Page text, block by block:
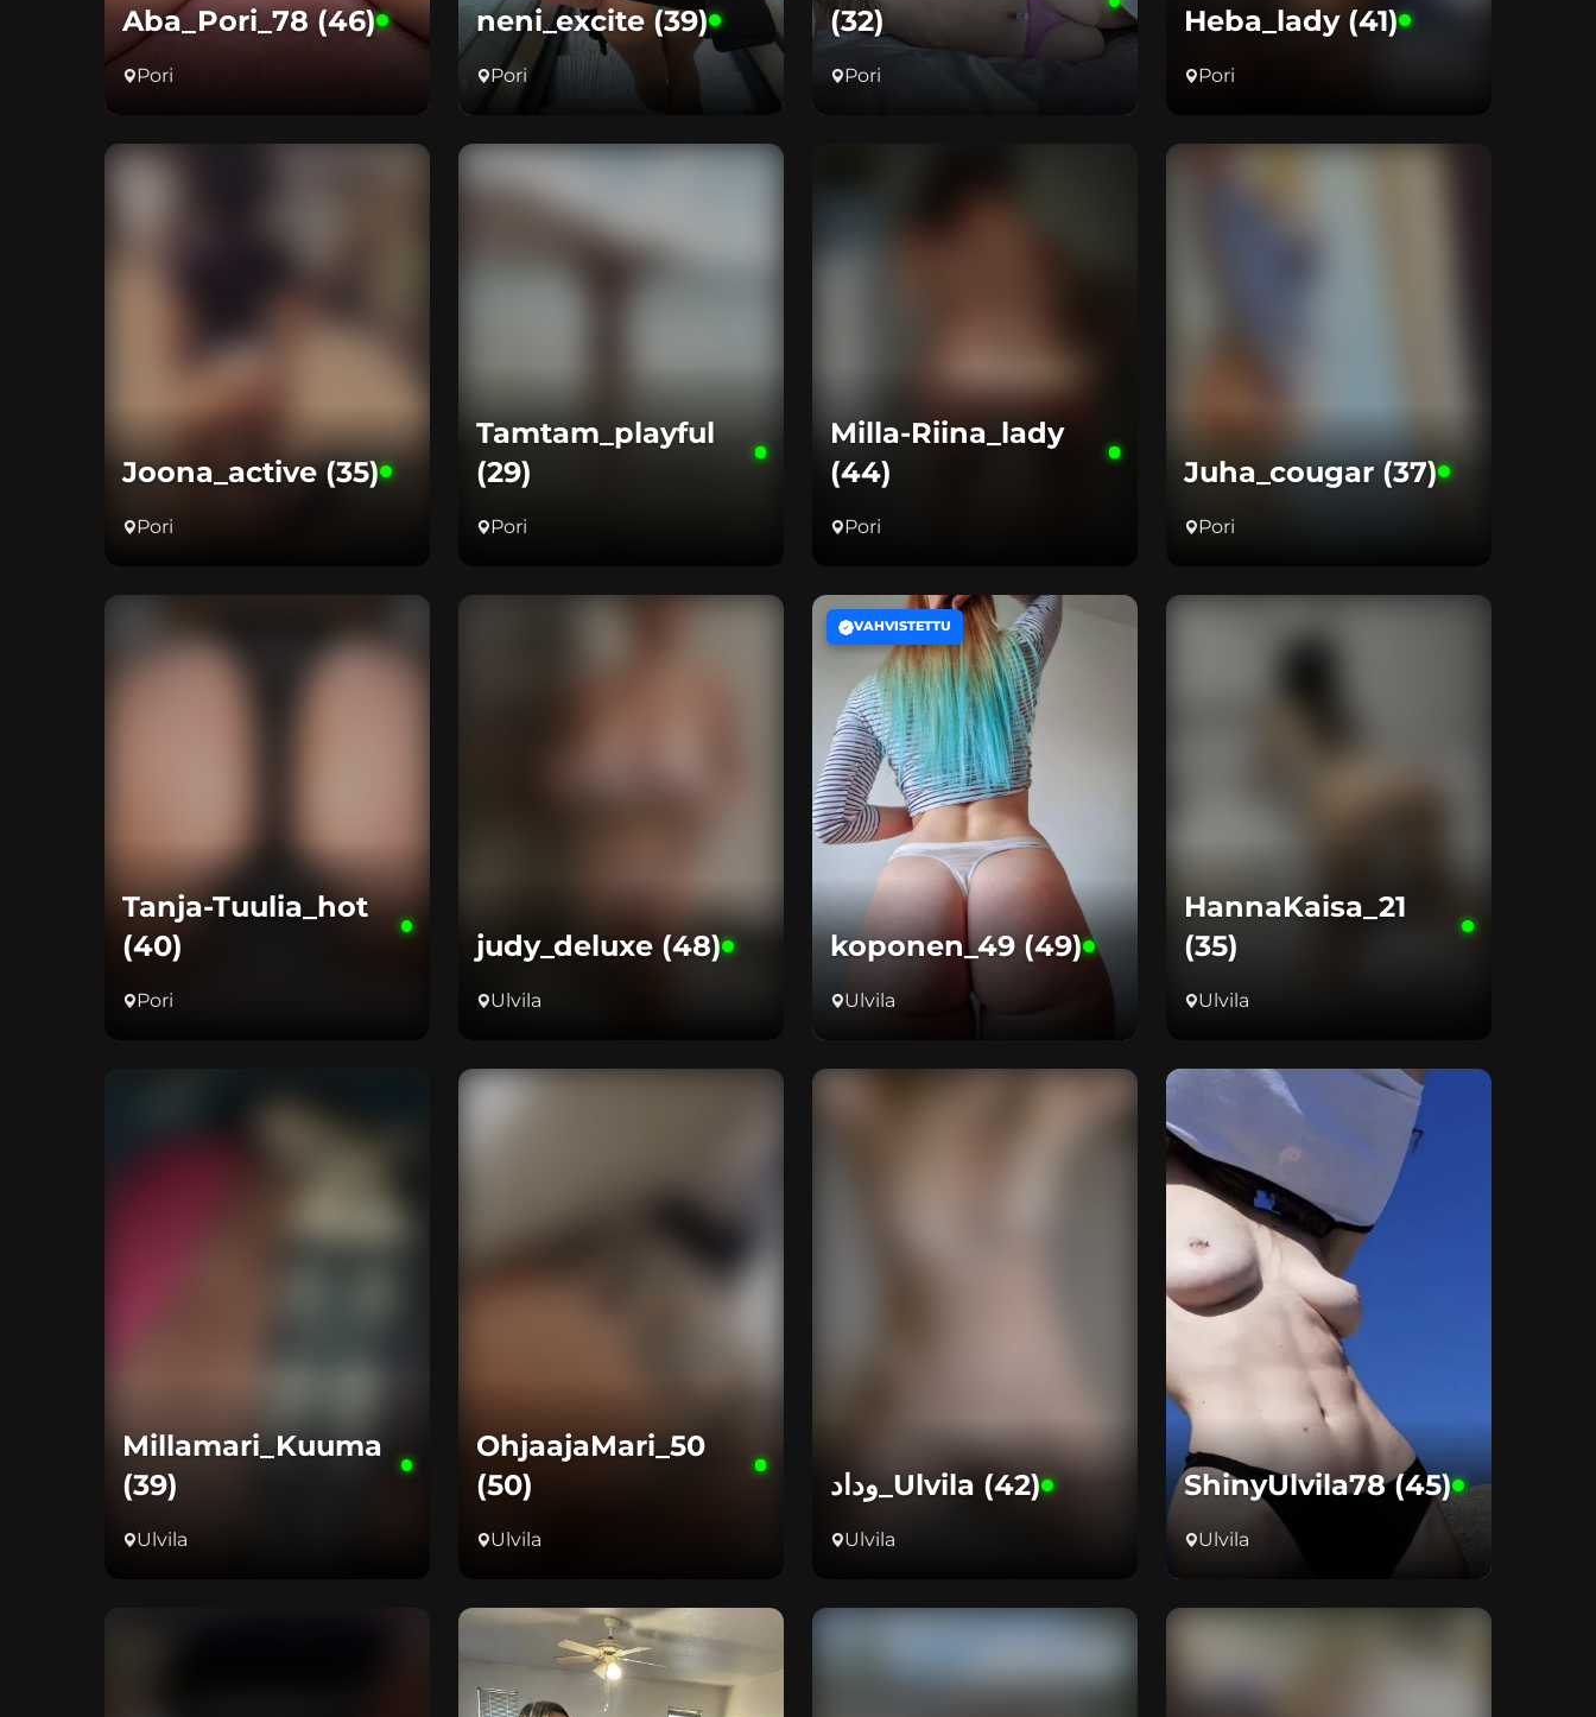
Aba_Pori_78 (46)
Pori
neni_excite (39)
Pori
(32)
Pori
Heba_lady (41)
Pori
Joona_active (35)
Pori
Tamtam_playful
(29)
Pori
Milla-Riina_lady
(44)
Pori
Juha_cougar (37)
Pori
Tanja-Tuulia_hot
(40)
Pori
judy_deluxe (48)
Ulvila
VAHVISTETTU
koponen_49 (49)
Ulvila
HannaKaisa_21
(35)
Ulvila
Millamari_Kuuma
(39)
Ulvila
OhjaajaMari_50
(50)
Ulvila
وداد_Ulvila (42)
Ulvila
ShinyUlvila78 (45)
Ulvila